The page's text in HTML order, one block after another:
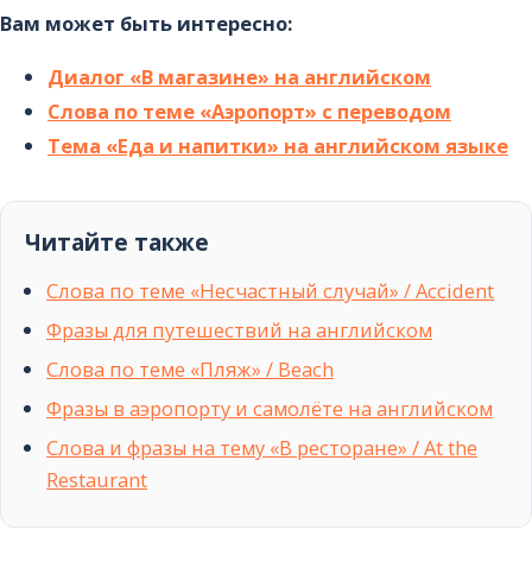
Вам может быть интересно:
Диалог «В магазине» на английском
Слова по теме «Аэропорт» с переводом
Тема «Еда и напитки» на английском языке
Читайте также
Слова по теме «Несчастный случай» / Accident
Фразы для путешествий на английском
Слова по теме «Пляж» / Beach
Фразы в аэропорту и самолёте на английском
Слова и фразы на тему «В ресторане» / At the
Restaurant